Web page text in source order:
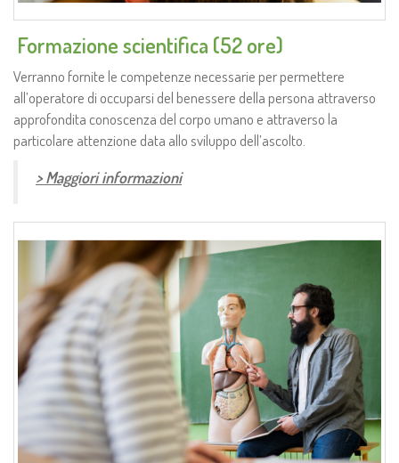
Formazione scientifica (52 ore)
Verranno fornite le competenze necessarie per permettere
all’operatore di occuparsi del benessere della persona attraverso
approfondita conoscenza del corpo umano e attraverso la
particolare attenzione data allo sviluppo dell’ascolto.
> Maggiori informazioni